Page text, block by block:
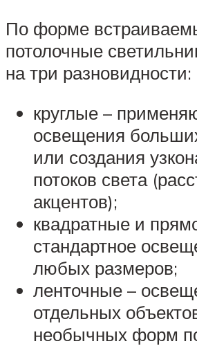
По форме
потолочные
на три разновидности:
круглые –
освещения
или создания
потоков света
акцентов);
квадратные и
стандартное
любых размеров;
ленточные –
отдельных
необычных форм